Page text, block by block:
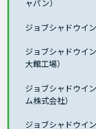
ャパン）
ジョブシャドウイ
ジョブシャドウイ
大館工場）
ジョブシャドウイ
ム株式会社）
ジョブシャドウイ